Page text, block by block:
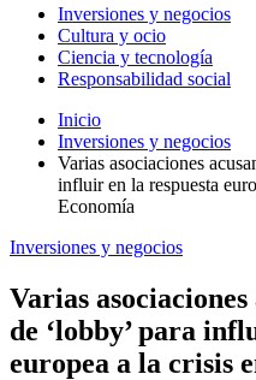
Inversiones y negocios
Cultura y ocio
Ciencia y tecnología
Responsabilidad social
Inicio
Inversiones y negocios
Varias asociaciones
influir en la respuesta
Economía
Inversiones y negocios
Varias
de ‘lobby’ para
europea a la crisis